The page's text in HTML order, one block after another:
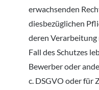
erwachsenden
diesbezüglichen
deren Verarbeitung
Fall des Schutzes
Bewerber oder
c. DSGVO oder für